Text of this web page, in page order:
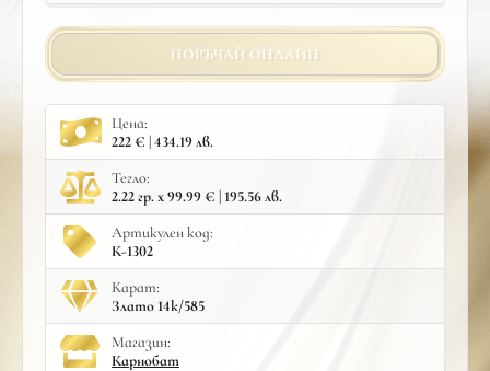
ПОРЪЧАЙ ОНЛАЙН
Цена:
222 € | 434.19 лв.
Тегло:
2.22 гр. x 99.99 € | 195.56 лв.
Артикулен код:
К-1302
Карат:
Злато 14к/585
Mагазин:
Карнобат